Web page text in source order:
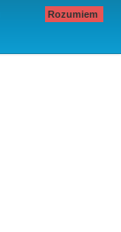
Rozumiem